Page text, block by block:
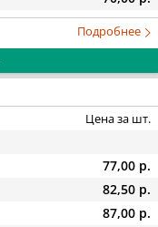
Подробнее
Цена за шт.
77,00 р.
82,50 р.
87,00 р.